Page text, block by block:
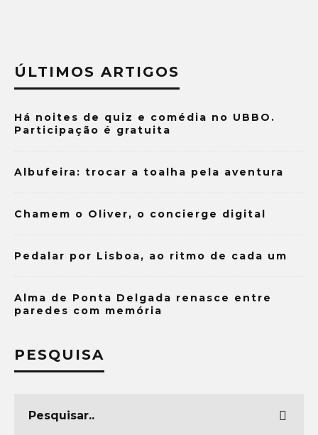
ÚLTIMOS ARTIGOS
Há noites de quiz e comédia no UBBO.
Participação é gratuita
Albufeira: trocar a toalha pela aventura
Chamem o Oliver, o concierge digital
Pedalar por Lisboa, ao ritmo de cada um
Alma de Ponta Delgada renasce entre
paredes com memória
PESQUISA